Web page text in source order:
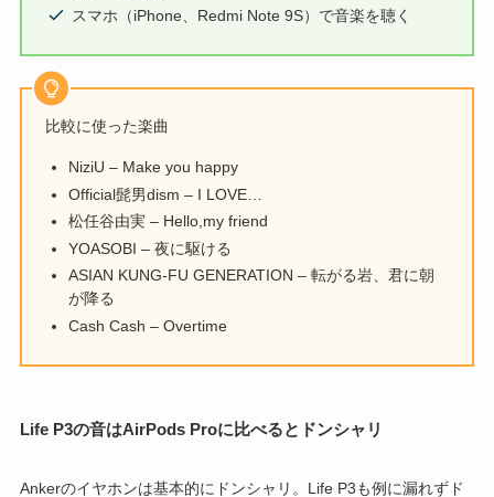
スマホ（iPhone、Redmi Note 9S）で音楽を聴く
比較に使った楽曲
NiziU – Make you happy
Official髭男dism – I LOVE…
松任谷由実 – Hello,my friend
YOASOBI – 夜に駆ける
ASIAN KUNG-FU GENERATION – 転がる岩、君に朝
が降る
Cash Cash – Overtime
Life P3の音はAirPods Proに比べるとドンシャリ
Ankerのイヤホンは基本的にドンシャリ。Life P3も例に漏れずド